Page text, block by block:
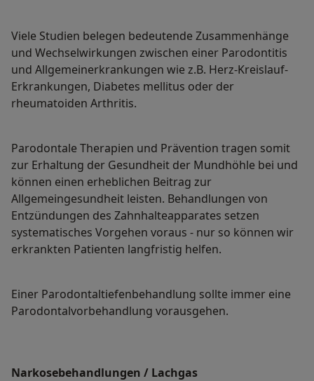
Viele Studien belegen bedeutende Zusammenhänge
und Wechselwirkungen zwischen einer Parodontitis
und Allgemeinerkrankungen wie z.B. Herz-Kreislauf-
Erkrankungen, Diabetes mellitus oder der
rheumatoiden Arthritis.
Parodontale Therapien und Prävention tragen somit
zur Erhaltung der Gesundheit der Mundhöhle bei und
können einen erheblichen Beitrag zur
Allgemeingesundheit leisten. Behandlungen von
Entzündungen des Zahnhalteapparates setzen
systematisches Vorgehen voraus - nur so können wir
erkrankten Patienten langfristig helfen.
Einer Parodontaltiefenbehandlung sollte immer eine
Parodontalvorbehandlung vorausgehen.
Narkosebehandlungen / Lachgas